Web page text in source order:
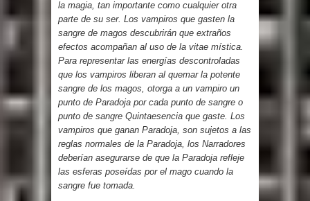
la magia, tan importante como cualquier otra
parte de su ser. Los vampiros que gasten la
sangre de magos descubrirán que extraños
efectos acompañan al uso de la vitae mística.
Para representar las energías descontroladas
que los vampiros liberan al quemar la potente
sangre de los magos, otorga a un vampiro un
punto de Paradoja por cada punto de sangre o
punto de sangre Quintaesencia que gaste. Los
vampiros que ganan Paradoja, son sujetos a las
reglas normales de la Paradoja, los Narradores
deberían asegurarse de que la Paradoja refleje
las esferas poseídas por el mago cuando la
sangre fue tomada.